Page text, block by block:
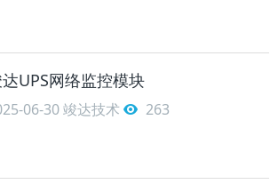
UPS网络监控模块
06-30竣达技术 263